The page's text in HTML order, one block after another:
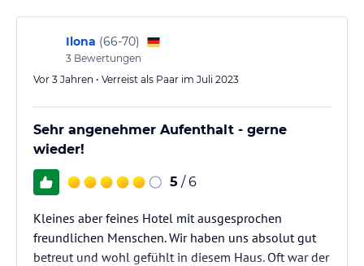
Ilona (66-70)
3 Bewertungen
Vor 3 Jahren • Verreist als Paar im Juli 2023
Sehr angenehmer Aufenthalt - gerne
wieder!
5 / 6
Kleines aber feines Hotel mit ausgesprochen
freundlichen Menschen. Wir haben uns absolut gut
betreut und wohl gefühlt in diesem Haus. Oft war der